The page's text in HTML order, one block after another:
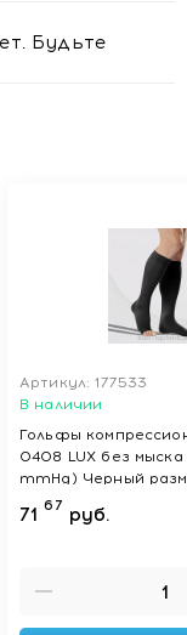
Будьте
Артикул: 177533
В наличии
Гольфы
0408 LUX без мыска
mmHg) Черный
71 67 руб.